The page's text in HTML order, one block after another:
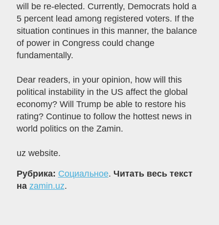
will be re-elected. Currently, Democrats hold a
5 percent lead among registered voters. If the
situation continues in this manner, the balance
of power in Congress could change
fundamentally.
Dear readers, in your opinion, how will this
political instability in the US affect the global
economy? Will Trump be able to restore his
rating? Continue to follow the hottest news in
world politics on the Zamin.
uz website.
Рубрика: Социальное. Читать весь текст
на zamin.uz.